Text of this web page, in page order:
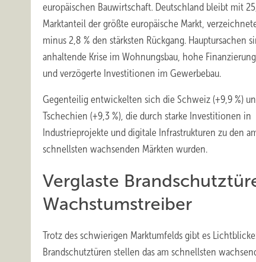
europäischen Bauwirtschaft. Deutschland bleibt mit
Marktanteil der größte europäische Markt,
minus 2,8 % den stärksten Rückgang. Hauptursachen
anhaltende Krise im Wohnungsbau, hohe
und verzögerte Investitionen im Gewerbebau.
Gegenteilig entwickelten sich die Schweiz (+9,9 %)
Tschechien (+9,3 %), die durch starke Investitionen in
Industrieprojekte und digitale Infrastrukturen zu den
schnellsten wachsenden Märkten wurden.
Verglaste
Wachstumstreiber
Trotz des schwierigen Marktumfelds gibt es
Brandschutztüren stellen das am schnellsten